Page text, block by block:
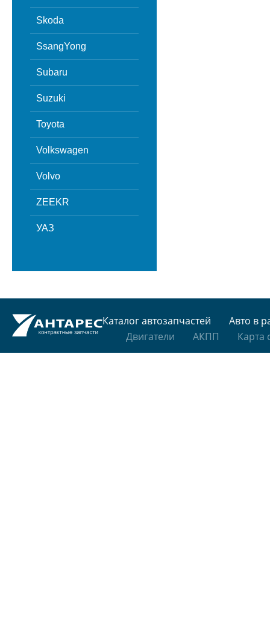
Skoda
SsangYong
Subaru
Suzuki
Toyota
Volkswagen
Volvo
ZEEKR
УАЗ
Каталог автозапчастей
Авто в
Двигатели
АКПП Карта